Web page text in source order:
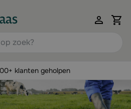
klanten geholpen